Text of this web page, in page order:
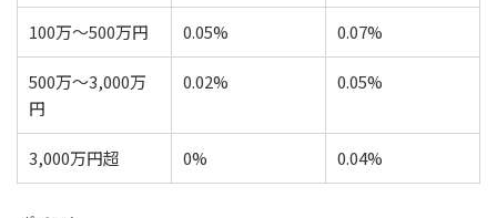
100万〜500万円 0.05% 0.07%
500万〜3,000万
円
0.02% 0.05%
3,000万円超 0% 0.04%